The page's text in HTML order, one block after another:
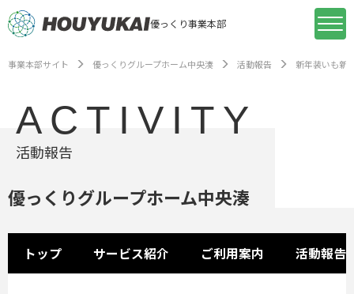
優っくり事業本部
事業本部サイト 優っくりグループホーム中央湊 活動報告 新年装いも新
ACTIVITY
活動報告
優っくりグループホーム中央湊
トップ サービス紹介 ご利用案内 活動報告